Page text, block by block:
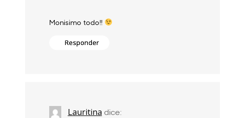
Monisimo todo!!
Responder
Lauritina dice: